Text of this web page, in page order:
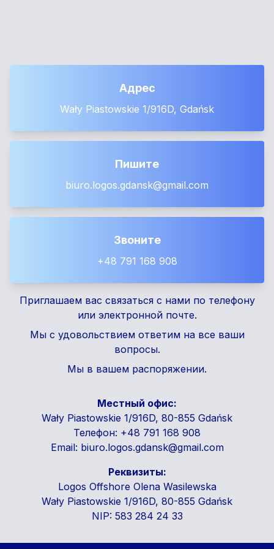
Адрес
Wały Piastowskie 1/916D, Gdańsk
Пишите
biuro.logos.gdansk@gmail.com
Звоните
+48 791 168 908
Приглашаем вас связаться с нами по телефону
или электронной почте.
Мы с удовольствием ответим на все ваши
вопросы.
Мы в вашем распоряжении.
Местный офис:
Wały Piastowskie 1/916D, 80-855 Gdańsk
Телефон: +48 791 168 908
Email: biuro.logos.gdansk@gmail.com
Реквизиты:
Logos Offshore Olena Wasilewska
Wały Piastowskie 1/916D, 80-855 Gdańsk
NIP: 583 284 24 33